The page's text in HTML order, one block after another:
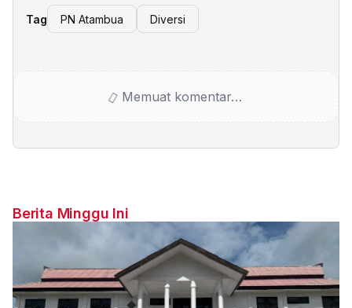
Tag PN Atambua Diversi
Memuat komentar…
Berita Minggu Ini